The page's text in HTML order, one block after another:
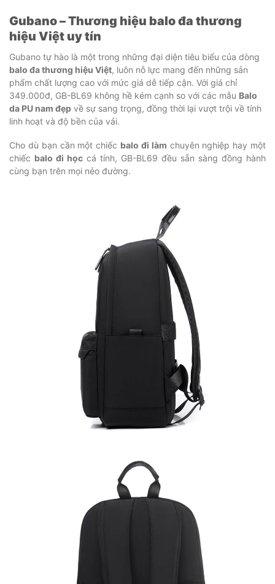
Gubano – Thương hiệu balo đa thương
hiệu Việt uy tín
Gubano tự hào là một trong những đại diện tiêu biểu của dòng
balo đa thương hiệu Việt, luôn nỗ lực mang đến những sản
phẩm chất lượng cao với mức giá dễ tiếp cận. Với giá chỉ
349.000đ, GB-BL69 không hề kém cạnh so với các mẫu Balo
da PU nam đẹp về sự sang trọng, đồng thời lại vượt trội về tính
linh hoạt và độ bền của vải.
Cho dù bạn cần một chiếc balo đi làm chuyên nghiệp hay một
chiếc balo đi học cá tính, GB-BL69 đều sẵn sàng đồng hành
cùng bạn trên mọi nẻo đường.